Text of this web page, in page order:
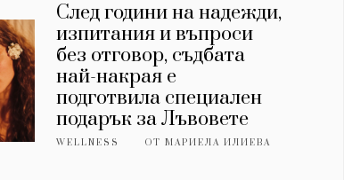
След години на надежди,
изпитания и въпроси
без отговор, съдбата
най-накрая е
подготвила специален
подарък за Лъвовете
WELLNESS ОТМАРИЕЛА ИЛИЕВА